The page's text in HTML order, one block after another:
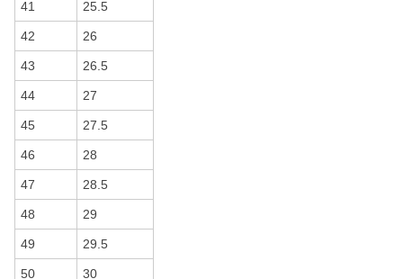
41 25.5
42 26
43 26.5
44 27
45 27.5
46 28
47 28.5
48 29
49 29.5
50 30